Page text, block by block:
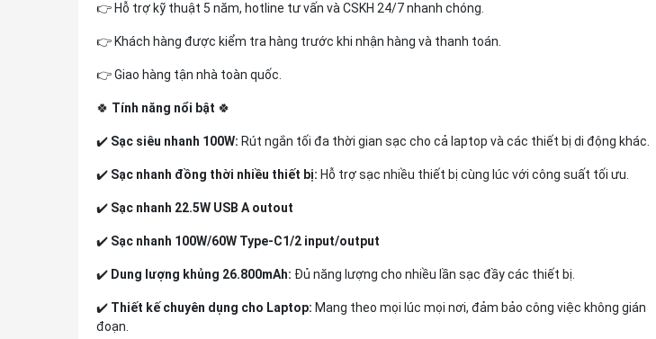
👉 Hỗ trợ kỹ thuật 5 năm, hotline tư vấn và CSKH 24/7 nhanh chóng.
👉 Khách hàng được kiểm tra hàng trước khi nhận hàng và thanh toán.
👉 Giao hàng tận nhà toàn quốc.
🍀 Tính năng nổi bật 🍀
✔️ Sạc siêu nhanh 100W: Rút ngắn tối đa thời gian sạc cho cả laptop và các thiết bị di động khác.
✔️ Sạc nhanh đồng thời nhiều thiết bị: Hỗ trợ sạc nhiều thiết bị cùng lúc với công suất tối ưu.
✔️ Sạc nhanh 22.5W USB A outout
✔️ Sạc nhanh 100W/60W Type-C1/2 input/output
✔️ Dung lượng khủng 26.800mAh: Đủ năng lượng cho nhiều lần sạc đầy các thiết bị.
✔️ Thiết kế chuyên dụng cho Laptop: Mang theo mọi lúc mọi nơi, đảm bảo công việc không gián
đoạn.